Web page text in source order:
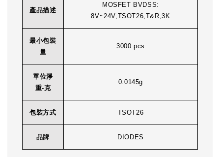
產品描述
MOSFET BVDSS:
8V~24V,TSOT26,T&R,3K
最小包裝
量
3000 pcs
單位淨
重-克
0.0145g
包裝方式 TSOT26
品牌 DIODES